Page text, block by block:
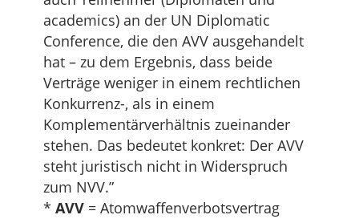
academics) an der UN Diplomatic
Conference, die den AVV ausgehandelt
hat – zu dem Ergebnis, dass beide
Verträge weniger in einem rechtlichen
Konkurrenz-, als in einem
Komplementärverhältnis zueinander
stehen. Das bedeutet konkret: Der AVV
steht juristisch nicht in Widerspruch
zum NVV.”
* AVV = Atomwaffenverbotsvertrag